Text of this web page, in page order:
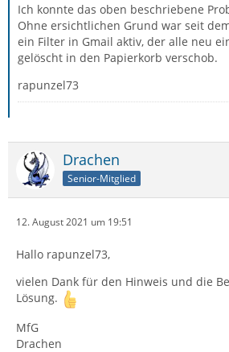
Ich konnte das oben beschriebene
Ohne ersichtlichen Grund war seit
ein Filter in Gmail aktiv, der alle neu
gelöscht in den Papierkorb verschob.
rapunzel73
Drachen
Senior-Mitglied
12. August 2021 um 19:51
Hallo rapunzel73,
vielen Dank für den Hinweis und die
Lösung.
MfG
Drachen